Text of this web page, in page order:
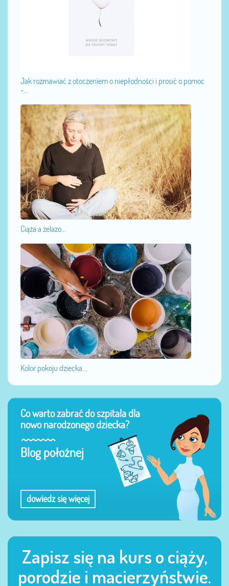
Jak rozmawiać z otoczeniem o niepłodności i prosić o pomoc
-...
Ciąża a żelazo...
Kolor pokoju dziecka...
Co warto zabrać do szpitala dla
nowo narodzonego dziecka?
Blog położnej
dowiedz się więcej
Zapisz się na kurs o ciąży,
porodzie i macierzyństwie.